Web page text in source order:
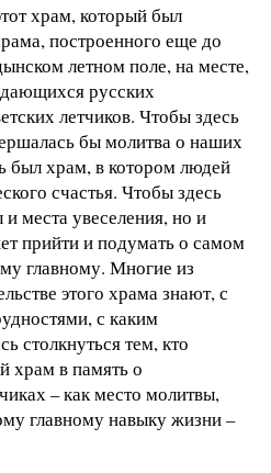
храм, который был
построенного еще до
летном поле, на месте,
русских
летчиков. Чтобы здесь
бы молитва о наших
был храм, в котором людей
счастья. Чтобы здесь
места увеселения, но и
прийти и подумать о самом
главному. Многие из
этого храма знают, с
с каким
столкнуться тем, кто
храм в память о
– как место молитвы,
главному навыку жизни –